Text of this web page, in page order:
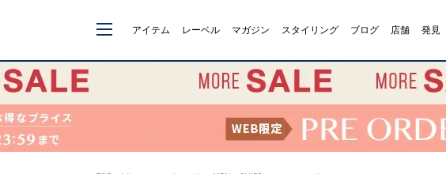
アイテム レーベル マガジン スタイリング ブログ 店舗 発見